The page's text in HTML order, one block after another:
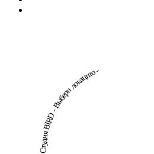
Студия BIRD - Выбери локацию -